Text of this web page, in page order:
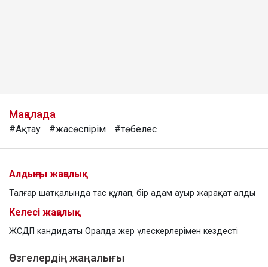
Мақалада
#Ақтау #жасөспірім #төбелес
Алдыңғы жаңалық
Талғар шатқалында тас құлап, бір адам ауыр жарақат алды
Келесі жаңалық
ЖСДП кандидаты Оралда жер үлескерлерімен кездесті